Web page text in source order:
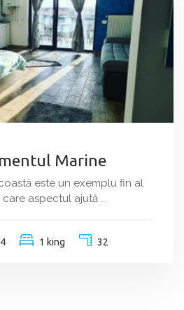
Marine
este un exemplu fin al
aspectul ajută ...
4 1 king 32